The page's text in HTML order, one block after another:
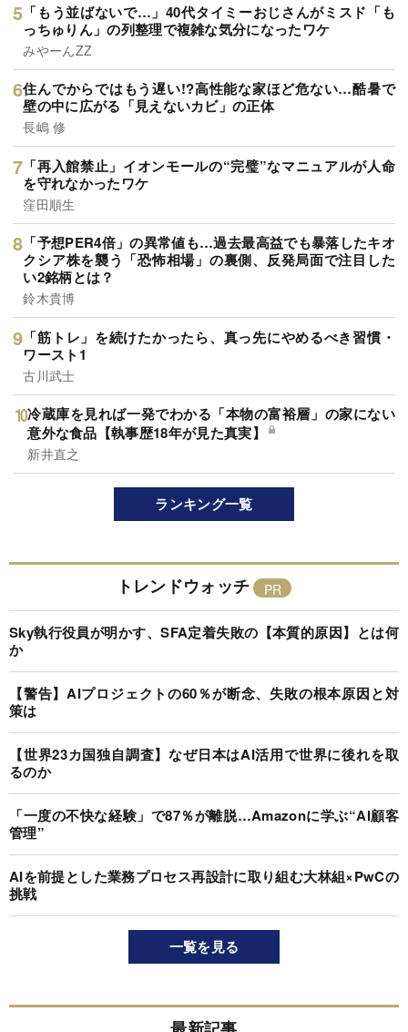
「もう並ばないで…」40代タイミーおじさんがミスド「も
っちゅりん」の列整理で複雑な気分になったワケ
みやーんZZ
住んでからではもう遅い!?高性能な家ほど危ない…酷暑で
壁の中に広がる「見えないカビ」の正体
長嶋 修
「再入館禁止」イオンモールの“完璧”なマニュアルが人命
を守れなかったワケ
窪田順生
「予想PER4倍」の異常値も…過去最高益でも暴落したキオ
クシア株を襲う「恐怖相場」の裏側、反発局面で注目した
い2銘柄とは？
鈴木貴博
「筋トレ」を続けたかったら、真っ先にやめるべき習慣・
ワースト1
古川武士
冷蔵庫を見れば一発でわかる「本物の富裕層」の家にない
意外な食品【執事歴18年が見た真実】
新井直之
ランキング一覧
トレンドウォッチ
Sky執行役員が明かす、SFA定着失敗の【本質的原因】とは何
か
【警告】AIプロジェクトの60％が断念、失敗の根本原因と対
策は
【世界23カ国独自調査】なぜ日本はAI活用で世界に後れを取
るのか
「一度の不快な経験」で87％が離脱…Amazonに学ぶ“AI顧客
管理”
AIを前提とした業務プロセス再設計に取り組む大林組×PwCの
挑戦
一覧を見る